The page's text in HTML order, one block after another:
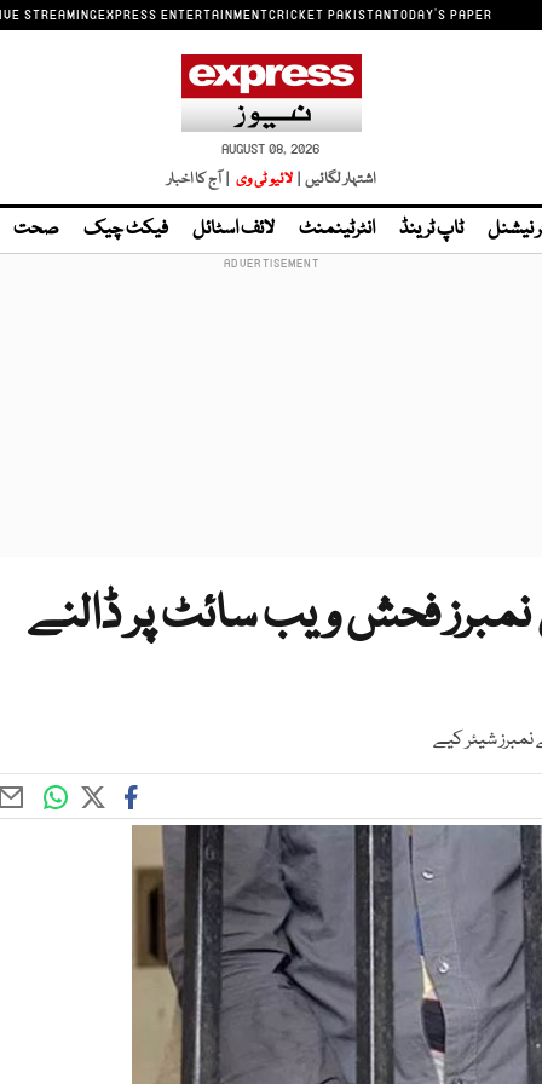
STREAMINGEXPRESS ENTERTAINMENTCRICKET PAKISTANTODAY'S PAPER
AUGUST 08, 2026
اشتہار لگائیں | لائیو ٹی وی | آج کا اخبار
نیشنل ٹاپ ٹرینڈ انٹرٹینمنٹ لائف اسٹائل فیکٹ چیک صحت
نمبرز فحش ویب سائٹ پر ڈالنے